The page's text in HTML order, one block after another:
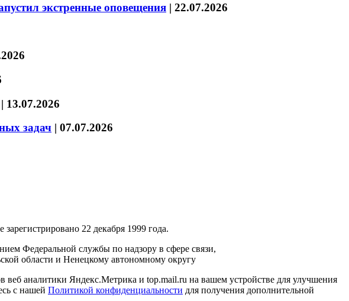
экстренные оповещения | 22.07.2026
| 13.07.2026
задач | 07.07.2026
зарегистрировано 22 декабря 1999 года.
Федеральной службы по надзору в сфере связи,
области и Ненецкому автономному округу
аналитики Яндекс.Метрика и top.mail.ru на вашем устройстве для улучшения
с нашей Политикой конфиденциальности для получения дополнительной